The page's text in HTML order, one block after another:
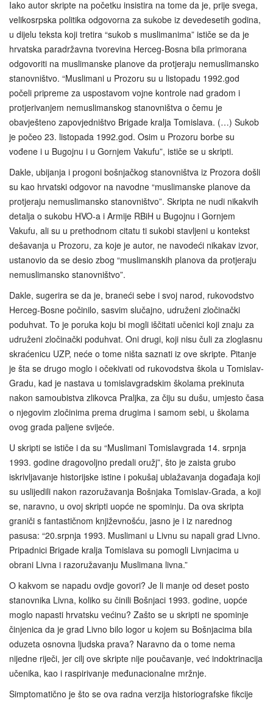
Iako autor skripte na početku insistira na tome da je, prije svega,
velikosrpska politika odgovorna za sukobe iz devedesetih godina,
u dijelu teksta koji tretira “sukob s muslimanima” ističe se da je
hrvatska paradržavna tvorevina Herceg-Bosna bila primorana
odgovoriti na muslimanske planove da protjeraju nemuslimansko
stanovništvo. “Muslimani u Prozoru su u listopadu 1992.god
počeli pripreme za uspostavom vojne kontrole nad gradom i
protjerivanjem nemuslimanskog stanovništva o čemu je
obavješteno zapovjedništvo Brigade kralja Tomislava. (…) Sukob
je počeo 23. listopada 1992.god. Osim u Prozoru borbe su
vođene i u Bugojnu i u Gornjem Vakufu”, ističe se u skripti.
Dakle, ubijanja i progoni bošnjačkog stanovništva iz Prozora došli
su kao hrvatski odgovor na navodne “muslimanske planove da
protjeraju nemuslimansko stanovništvo”. Skripta ne nudi nikakvih
detalja o sukobu HVO-a i Armije RBiH u Bugojnu i Gornjem
Vakufu, ali su u prethodnom citatu ti sukobi stavljeni u kontekst
dešavanja u Prozoru, za koje je autor, ne navodeći nikakav izvor,
ustanovio da se desio zbog “muslimanskih planova da protjeraju
nemuslimansko stanovništvo”.
Dakle, sugerira se da je, braneći sebe i svoj narod, rukovodstvo
Herceg-Bosne počinilo, sasvim slučajno, udruženi zločinački
poduhvat. To je poruka koju bi mogli iščitati učenici koji znaju za
udruženi zločinački poduhvat. Oni drugi, koji nisu čuli za zloglasnu
skraćenicu UZP, neće o tome ništa saznati iz ove skripte. Pitanje
je šta se drugo moglo i očekivati od rukovodstva škola u Tomislav-
Gradu, kad je nastava u tomislavgradskim školama prekinuta
nakon samoubistva zlikovca Praljka, za čiju su dušu, umjesto časa
o njegovim zločinima prema drugima i samom sebi, u školama
ovog grada paljene svijeće.
U skripti se ističe i da su “Muslimani Tomislavgrada 14. srpnja
1993. godine dragovoljno predali oružj”, što je zaista grubo
iskrivljavanje historijske istine i pokušaj ublažavanja događaja koji
su uslijedili nakon razoružavanja Bošnjaka Tomislav-Grada, a koji
se, naravno, u ovoj skripti uopće ne spominju. Da ova skripta
graniči s fantastičnom književnošću, jasno je i iz narednog
pasusa: “20.srpnja 1993. Muslimani u Livnu su napali grad Livno.
Pripadnici Brigade kralja Tomislava su pomogli Livnjacima u
obrani Livna i razoružavanju Muslimana livna.”
O kakvom se napadu ovdje govori? Je li manje od deset posto
stanovnika Livna, koliko su činili Bošnjaci 1993. godine, uopće
moglo napasti hrvatsku većinu? Zašto se u skripti ne spominje
činjenica da je grad Livno bilo logor u kojem su Bošnjacima bila
oduzeta osnovna ljudska prava? Naravno da o tome nema
nijedne riječi, jer cilj ove skripte nije poučavanje, već indoktrinacija
učenika, kao i raspirivanje međunacionalne mržnje.
Simptomatično je što se ova radna verzija historiografske fikcije